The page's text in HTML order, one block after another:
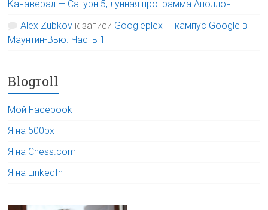
Канаверал — Сатурн 5, лунная программа Аполлон
Alex Zubkov к записи Googleplex — кампус Google в
Маунтин-Вью. Часть 1
Blogroll
Мой Facebook
Я на 500px
Я на Chess.com
Я на LinkedIn